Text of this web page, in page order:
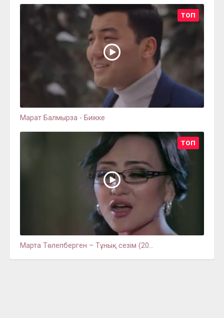
ТОП
Марат Балмырза - Биікке
ТОП
Марта Төлепберген – Тұнық сезім (20...